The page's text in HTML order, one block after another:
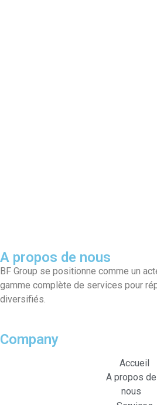
A propos de nous
BF Group se positionne comme un
gamme complète de services pour
diversifiés.
Company
Accueil
A propos de
nous